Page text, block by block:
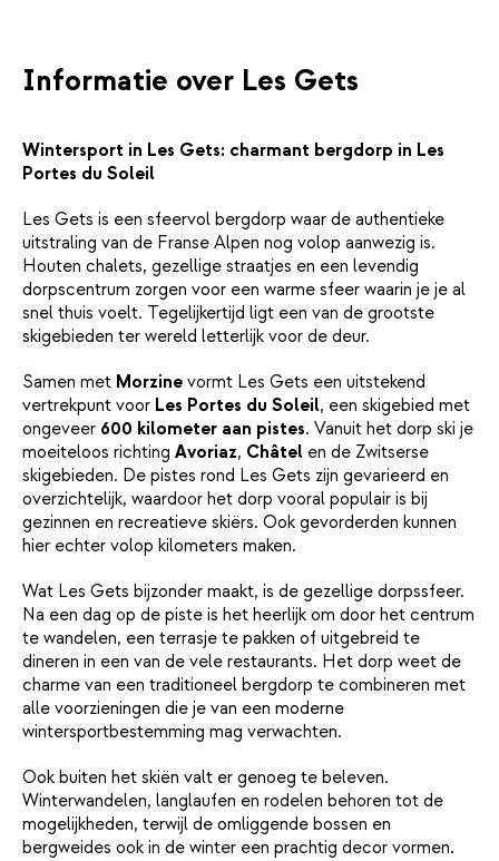
Informatie over Les Gets
Wintersport in Les Gets: charmant bergdorp in Les
Portes du Soleil
Les Gets is een sfeervol bergdorp waar de authentieke
uitstraling van de Franse Alpen nog volop aanwezig is.
Houten chalets, gezellige straatjes en een levendig
dorpscentrum zorgen voor een warme sfeer waarin je je al
snel thuis voelt. Tegelijkertijd ligt een van de grootste
skigebieden ter wereld letterlijk voor de deur.
Samen met Morzine vormt Les Gets een uitstekend
vertrekpunt voor Les Portes du Soleil, een skigebied met
ongeveer 600 kilometer aan pistes. Vanuit het dorp ski je
moeiteloos richting Avoriaz, Châtel en de Zwitserse
skigebieden. De pistes rond Les Gets zijn gevarieerd en
overzichtelijk, waardoor het dorp vooral populair is bij
gezinnen en recreatieve skiërs. Ook gevorderden kunnen
hier echter volop kilometers maken.
Wat Les Gets bijzonder maakt, is de gezellige dorpssfeer.
Na een dag op de piste is het heerlijk om door het centrum
te wandelen, een terrasje te pakken of uitgebreid te
dineren in een van de vele restaurants. Het dorp weet de
charme van een traditioneel bergdorp te combineren met
alle voorzieningen die je van een moderne
wintersportbestemming mag verwachten.
Ook buiten het skiën valt er genoeg te beleven.
Winterwandelen, langlaufen en rodelen behoren tot de
mogelijkheden, terwijl de omliggende bossen en
bergweides ook in de winter een prachtig decor vormen.